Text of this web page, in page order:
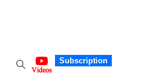
Subscription
Videos